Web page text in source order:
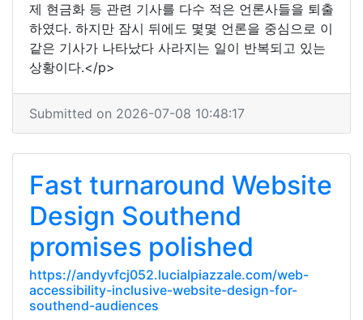
제 현금화 등 관련 기사를 다수 적은 언론사들을 퇴출
하였다. 하지만 잠시 뒤에도 몇몇 언론을 중심으로 이
같은 기사가 나타났다 사라지는 일이 반복되고 있는
상황이다.</p>
Submitted on 2026-07-08 10:48:17
Fast turnaround Website
Design Southend
promises polished
https://andyvfcj052.lucialpiazzale.com/web-
accessibility-inclusive-website-design-for-
southend-audiences